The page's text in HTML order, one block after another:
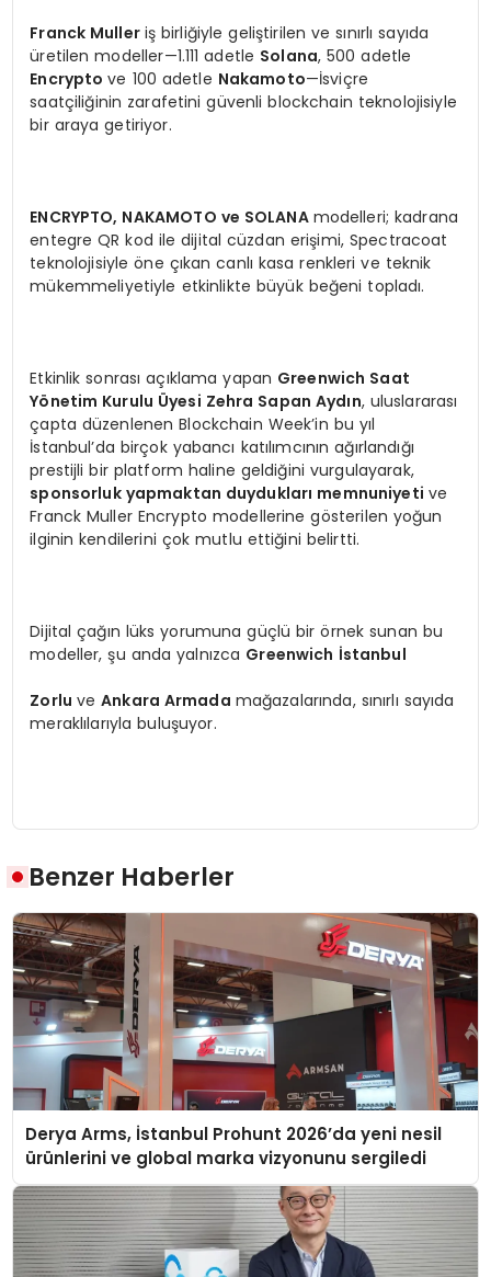
Franck Muller iş birliğiyle geliştirilen ve sınırlı sayıda
üretilen modeller—1.111 adetle Solana, 500 adetle
Encryptove 100 adetle Nakamoto—İsviçre
saatçiliğinin zarafetini güvenli blockchain teknolojisiyle
bir araya getiriyor.
ENCRYPTO, NAKAMOTO ve SOLANA modelleri; kadrana
entegre QR kod ile dijital cüzdan erişimi, Spectracoat
teknolojisiyle öne çıkan canlı kasa renkleri ve teknik
mükemmeliyetiyle etkinlikte büyük beğeni topladı.
Etkinlik sonrası açıklama yapan Greenwich Saat
Yönetim Kurulu Üyesi Zehra Sapan Aydın, uluslararası
çapta düzenlenen Blockchain Week’in bu yıl
İstanbul’da birçok yabancı katılımcının ağırlandığı
prestijli bir platform haline geldiğini vurgulayarak,
sponsorluk yapmaktan duydukları memnuniyeti ve
Franck Muller Encrypto modellerine gösterilen yoğun
ilginin kendilerini çok mutlu ettiğini belirtti.
Dijital çağın lüks yorumuna güçlü bir örnek sunan bu
modeller, şu anda yalnızca Greenwich İstanbul
Zorlu veAnkara Armada mağazalarında, sınırlı sayıda
meraklılarıyla buluşuyor.
Benzer Haberler
Derya Arms, İstanbul Prohunt 2026’da yeni nesil
ürünlerini ve global marka vizyonunu sergiledi